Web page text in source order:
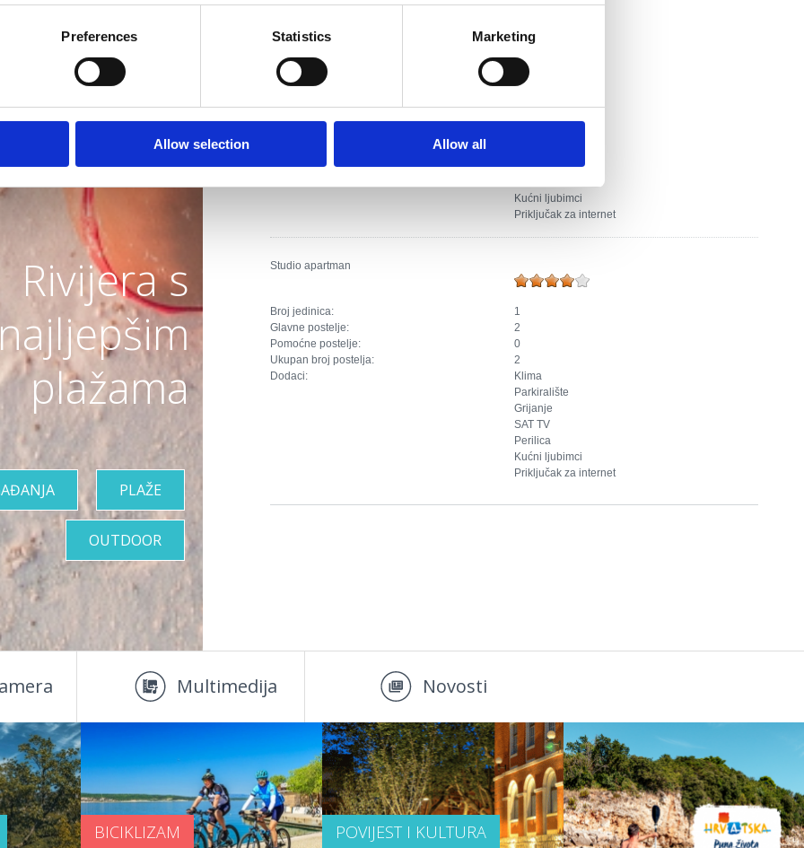
Preferences Statistics Marketing
Allow selection Allow all
Apartman
Glavne postelje:
Pomoćne postelje:
0
SAT TV
Kućni ljubimci
Priključak za internet
Studio apartman
Broj jedinica:
1
Glavne postelje:
2
Pomoćne postelje:
0
Ukupan broj postelja:
2
Dodaci:
Klima
Parkiralište
Grijanje
SAT TV
Perilica
Kućni ljubimci
Priključak za internet
Rivijera s
plažama
PLAŽE
OUTDOOR
Multimedija Novosti
BICIKLIZAM POVIJEST I KULTURA